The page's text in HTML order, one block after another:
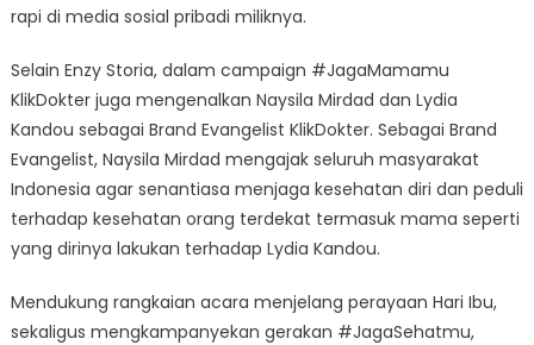
rapi di media sosial pribadi miliknya.
Selain Enzy Storia, dalam campaign #JagaMamamu
KlikDokter juga mengenalkan Naysila Mirdad dan Lydia
Kandou sebagai Brand Evangelist KlikDokter. Sebagai Brand
Evangelist, Naysila Mirdad mengajak seluruh masyarakat
Indonesia agar senantiasa menjaga kesehatan diri dan peduli
terhadap kesehatan orang terdekat termasuk mama seperti
yang dirinya lakukan terhadap Lydia Kandou.
Mendukung rangkaian acara menjelang perayaan Hari Ibu,
sekaligus mengkampanyekan gerakan #JagaSehatmu,